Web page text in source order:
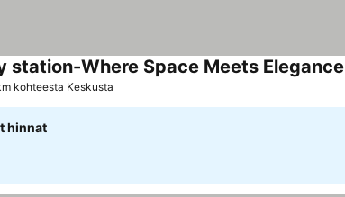
station-Where Space Meets Elegance
kohteesta Keskusta
hinnat